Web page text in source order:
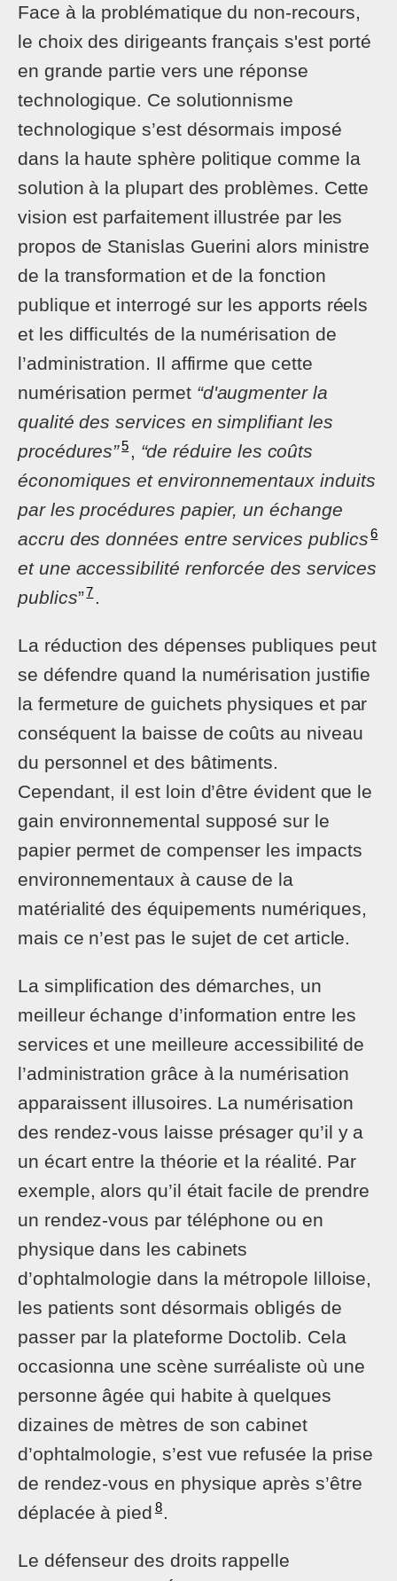
Face à la problématique du non-recours,
le choix des dirigeants français s'est porté
en grande partie vers une réponse
technologique. Ce solutionnisme
technologique s’est désormais imposé
dans la haute sphère politique comme la
solution à la plupart des problèmes. Cette
vision est parfaitement illustrée par les
propos de Stanislas Guerini alors ministre
de la transformation et de la fonction
publique et interrogé sur les apports réels
et les difficultés de la numérisation de
l’administration. Il affirme que cette
numérisation permet “d'augmenter la
qualité des services en simplifiant les
procédures”5 , “de réduire les coûts
économiques et environnementaux induits
par les procédures papier, un échange
accru des données entre services publics 6
et une accessibilité renforcée des services
publics”7 .
La réduction des dépenses publiques peut
se défendre quand la numérisation justifie
la fermeture de guichets physiques et par
conséquent la baisse de coûts au niveau
du personnel et des bâtiments.
Cependant, il est loin d’être évident que le
gain environnemental supposé sur le
papier permet de compenser les impacts
environnementaux à cause de la
matérialité des équipements numériques,
mais ce n’est pas le sujet de cet article.
La simplification des démarches, un
meilleur échange d’information entre les
services et une meilleure accessibilité de
l’administration grâce à la numérisation
apparaissent illusoires. La numérisation
des rendez-vous laisse présager qu’il y a
un écart entre la théorie et la réalité. Par
exemple, alors qu’il était facile de prendre
un rendez-vous par téléphone ou en
physique dans les cabinets
d’ophtalmologie dans la métropole lilloise,
les patients sont désormais obligés de
passer par la plateforme Doctolib. Cela
occasionna une scène surréaliste où une
personne âgée qui habite à quelques
dizaines de mètres de son cabinet
d’ophtalmologie, s’est vue refusée la prise
de rendez-vous en physique après s’être
déplacée à pied 8.
Le défenseur des droits rappelle